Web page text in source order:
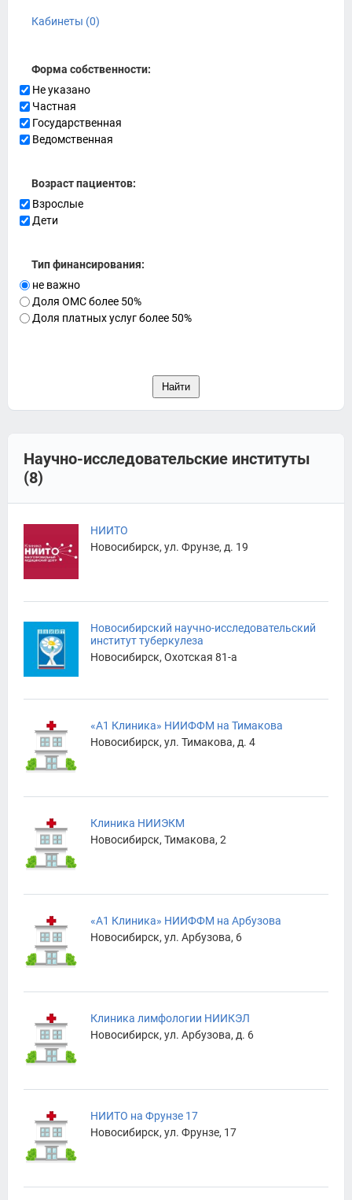
Кабинеты (0)
Форма собственности:
Не указано
Частная
Государственная
Ведомственная
Возраст пациентов:
Взрослые
Дети
Тип финансирования:
не важно
Доля ОМС более 50%
Доля платных услуг более 50%
Научно-исследовательские институты
(8)
НИИТО
Новосибирск, ул. Фрунзе, д. 19
Новосибирский научно-исследовательский
институт туберкулеза
Новосибирск, Охотская 81-а
«А1 Клиника» НИИФФМ на Тимакова
Новосибирск, ул. Тимакова, д. 4
Клиника НИИЭКМ
Новосибирск, Тимакова, 2
«А1 Клиника» НИИФФМ на Арбузова
Новосибирск, ул. Арбузова, 6
Клиника лимфологии НИИКЭЛ
Новосибирск, ул. Арбузова, д. 6
НИИТО на Фрунзе 17
Новосибирск, ул. Фрунзе, 17